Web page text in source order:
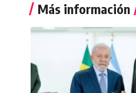
Más información